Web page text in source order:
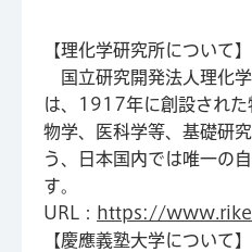
【理化学研究所について】
国立研究開発法人理化学
は、1917年に創設された
物学、医科学等、基礎研
う、日本国内では唯一の
す。
URL：
https://
【慶應義塾大学について】